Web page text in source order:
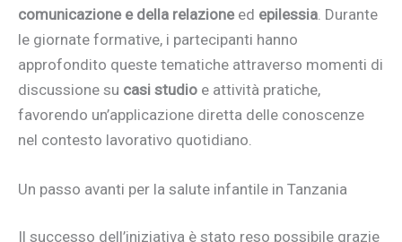
comunicazione e della relazioneed epilessia . Durante
le giornate formative, i partecipanti hanno
approfondito queste tematiche attraverso momenti di
discussione su casi studio e attività pratiche,
favorendo un’applicazione diretta delle conoscenze
nel contesto lavorativo quotidiano.
Un passo avanti per la salute infantile in Tanzania
Il successo dell’iniziativa è stato reso possibile grazie